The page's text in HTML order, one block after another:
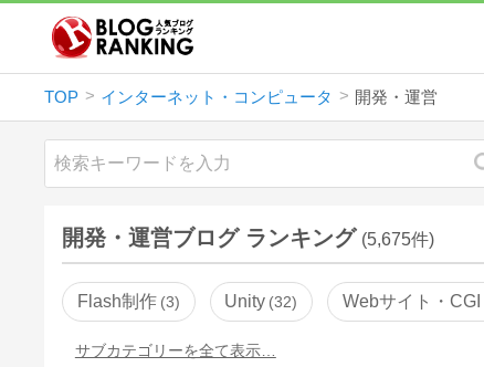
TOP インターネット・コンピュータ 開発・運営
開発・運営ブログ ランキング (5,675件)
Flash制作 3 Unity 32 Webサイト・CGI
サブカテゴリーを全て表示…